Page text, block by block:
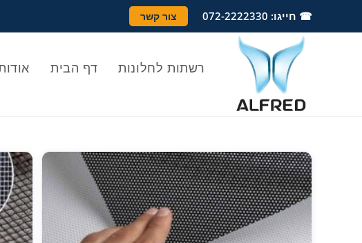
☎ חייגו: 072-2222330 צור קשר
רשתות לחלונות דף הבית